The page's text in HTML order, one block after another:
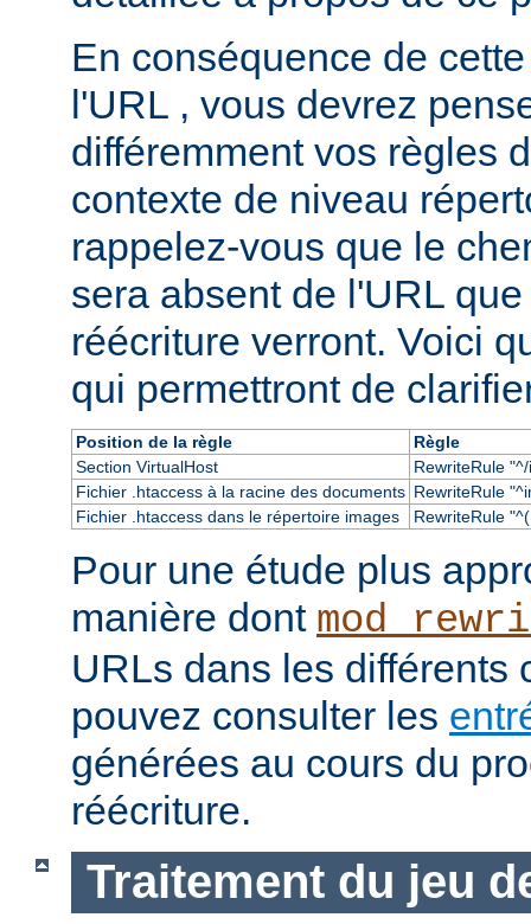
En conséquence de
l'URL , vous devrez
différemment vos règles
contexte de niveau
rappelez-vous que le
sera absent de l'URL
réécriture verront. Voici
qui permettront de
Position de la règle
Règle
Section VirtualHost
RewriteRule
Fichier .htaccess à la racine des documents RewriteRule
Fichier .htaccess dans le répertoire images
RewriteRule
Pour une étude plus
manière dont
URLs dans les différents
pouvez consulter les
générées au cours du
réécriture.
Traitement du jeu